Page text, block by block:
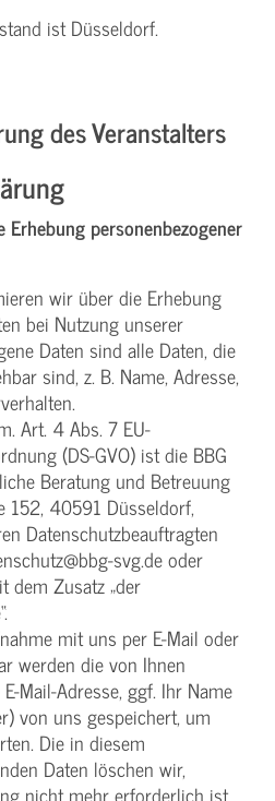
ist Düsseldorf.
des Veranstalters
personenbezogener
wir über die Erhebung
bei Nutzung unserer
Daten sind alle Daten, die
sind, z. B. Name, Adresse,
Art. 4 Abs. 7 EU-
(DS-GVO) ist die BBG
Beratung und Betreuung
152, 40591 Düsseldorf,
Datenschutzbeauftragten
svg.de oder
dem Zusatz „der
mit uns per E-Mail oder
werden die von Ihnen
Mail-Adresse, ggf. Ihr Name
von uns gespeichert, um
Die in diesem
Daten löschen wir,